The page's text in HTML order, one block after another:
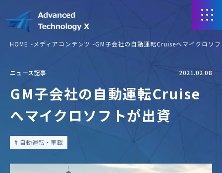
HOME メディアコンテンツ GM子会社の自動運転Cruiseへマイクロソ
ニュース記事 2021.02.08
GM子会社の自動運転Cruise
へマイクロソフトが出資
自動運転・車載